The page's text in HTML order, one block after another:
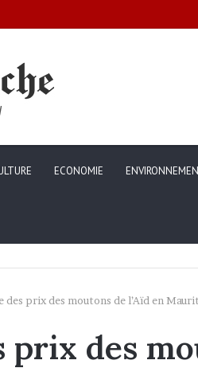
: présentation d’une communication
ECONOMIE
des prix des moutons de l’Aïd en
prix des